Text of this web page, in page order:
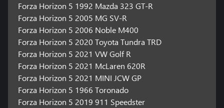
Forza Horizon 5 1992 Mazda 323 GT-R
Forza Horizon 5 2005 MG SV-R
Forza Horizon 5 2006 Noble M400
Forza Horizon 5 2020 Toyota Tundra TRD
Forza Horizon 5 2021 VW Golf R
Forza Horizon 5 2021 McLaren 620R
Forza Horizon 5 2021 MINI JCW GP
Forza Horizon 5 1966 Toronado
Forza Horizon 5 2019 911 Speedster